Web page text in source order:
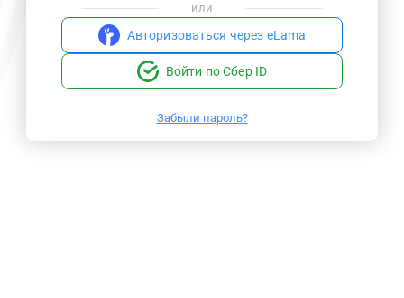
или
Авторизоваться через eLama
Войти по Сбер ID
Забыли пароль?